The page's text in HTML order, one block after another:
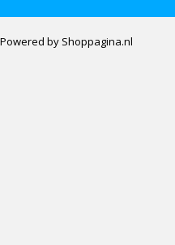
by Shoppagina.nl